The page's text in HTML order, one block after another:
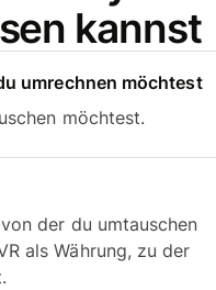
kannst
umrechnen möchtest
möchtest.
der du umtauschen
als Währung, zu der